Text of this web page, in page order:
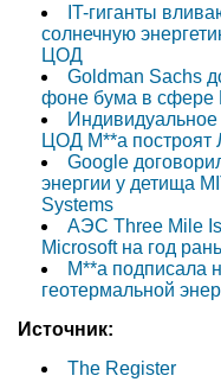
IT-гиганты
солнечную
ЦОД
Goldman Sachs
фоне бума в
Индивидуальное
ЦОД M**a
Google
энергии у детища
Systems
АЭС Three Mile
Microsoft на год
M**a подписала
геотермальной
Источник:
The Register